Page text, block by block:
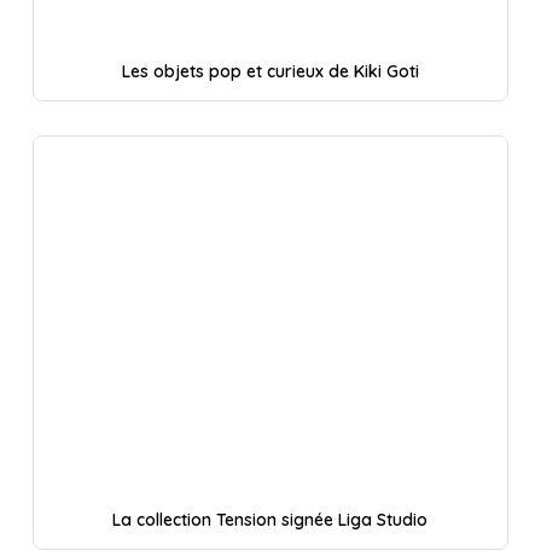
Les objets pop et curieux de Kiki Goti
La collection Tension signée Liga Studio